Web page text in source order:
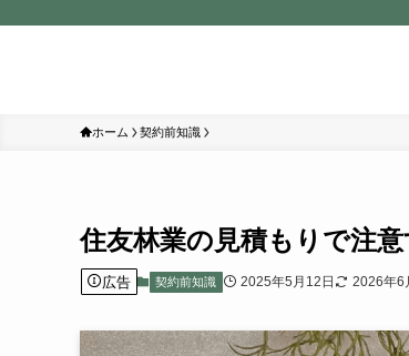
ホーム 契約前知識
住友林業の見積もりで注
広告 契約前知識 2025年5月12日 2026年6